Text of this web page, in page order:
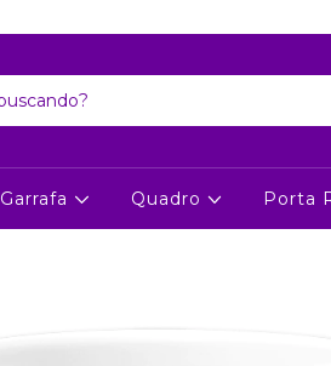
Garrafa Quadro Porta